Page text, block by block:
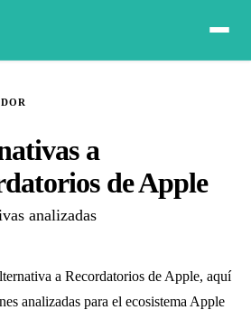
a
de Apple
analizadas
a Recordatorios de Apple, aquí
analizadas para el ecosistema Apple